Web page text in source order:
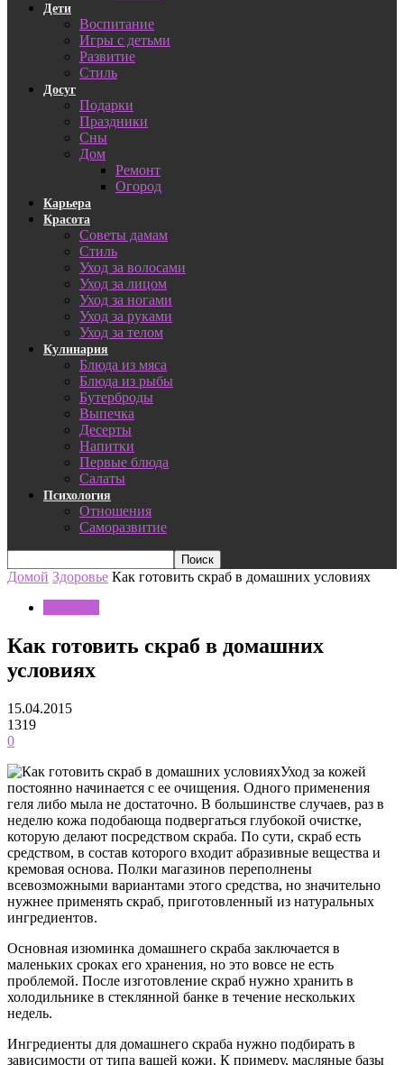
Дети
Воспитание
Игры с детьми
Развитие
Стиль
Досуг
Подарки
Праздники
Сны
Дом
Ремонт
Огород
Карьера
Красота
Советы дамам
Стиль
Уход за волосами
Уход за лицом
Уход за ногами
Уход за руками
Уход за телом
Кулинария
Блюда из мяса
Блюда из рыбы
Бутерброды
Выпечка
Десерты
Напитки
Первые блюда
Салаты
Психология
Отношения
Саморазвитие
Домой Здоровье Как готовить скраб в домашних условиях
Как готовить скраб в домашних
условиях
15.04.2015
1319
0
Уход за кожей
постоянно начинается с ее очищения. Одного применения
геля либо мыла не достаточно. В большинстве случаев, раз в
неделю кожа подобающа подвергаться глубокой очистке,
которую делают посредством скраба. По сути, скраб есть
средством, в состав которого входит абразивные вещества и
кремовая основа. Полки магазинов переполнены
всевозможными вариантами этого средства, но значительно
нужнее применять скраб, приготовленный из натуральных
ингредиентов.
Основная изюминка домашнего скраба заключается в
маленьких сроках его хранения, но это вовсе не есть
проблемой. После изготовление скраб нужно хранить в
холодильнике в стеклянной банке в течение нескольких
недель.
Ингредиенты для домашнего скраба нужно подбирать в
зависимости от типа вашей кожи. К примеру, масляные базы